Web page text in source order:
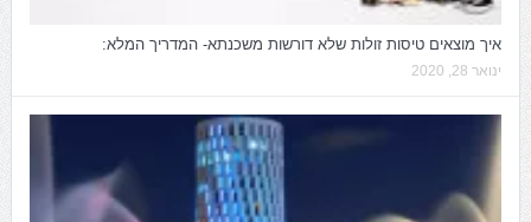
איך מוצאים טיסות זולות שלא דורשות משכנתא- המדריך המלא:
ינואר 28, 2020